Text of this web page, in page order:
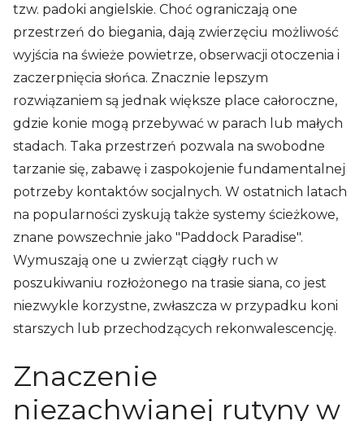
tzw. padoki angielskie. Choć ograniczają one
przestrzeń do biegania, dają zwierzęciu możliwość
wyjścia na świeże powietrze, obserwacji otoczenia i
zaczerpnięcia słońca. Znacznie lepszym
rozwiązaniem są jednak większe place całoroczne,
gdzie konie mogą przebywać w parach lub małych
stadach. Taka przestrzeń pozwala na swobodne
tarzanie się, zabawę i zaspokojenie fundamentalnej
potrzeby kontaktów socjalnych. W ostatnich latach
na popularności zyskują także systemy ścieżkowe,
znane powszechnie jako "Paddock Paradise".
Wymuszają one u zwierząt ciągły ruch w
poszukiwaniu rozłożonego na trasie siana, co jest
niezwykle korzystne, zwłaszcza w przypadku koni
starszych lub przechodzących rekonwalescencję.
Znaczenie
niezachwianej rutyny w